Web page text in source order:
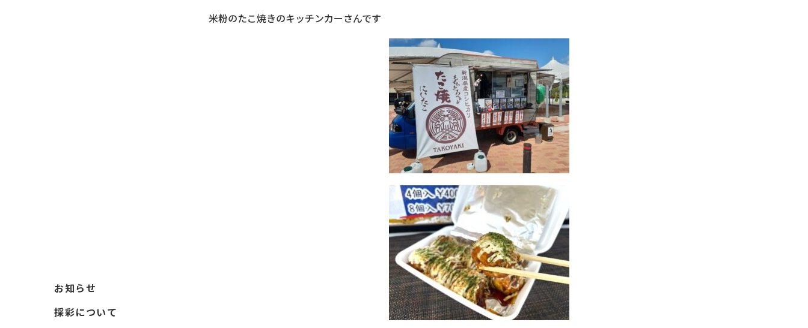
お知らせ
採彩について
米粉のたこ焼きのキッチンカーさんです